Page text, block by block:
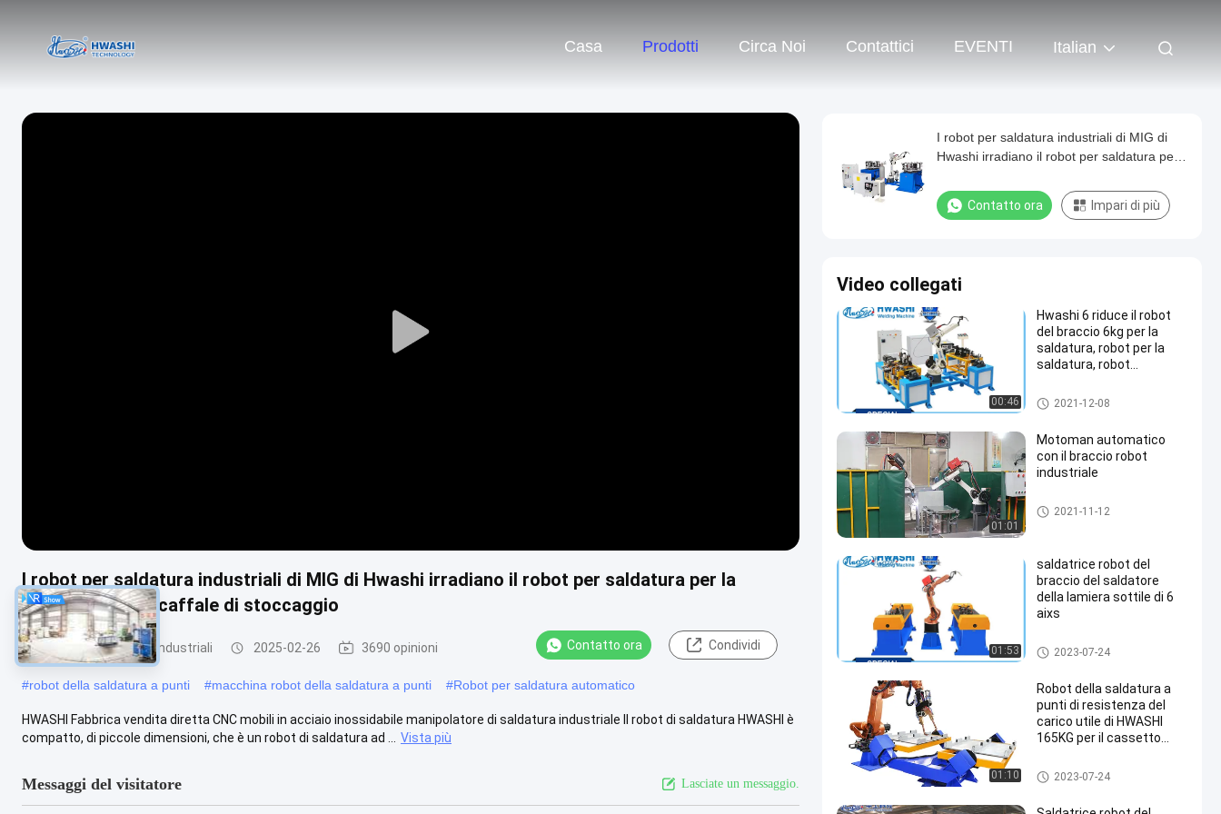
Casa Prodotti Circa Noi Contattici EVENTI Italian
Play
I robot per saldatura industriali di MIG di Hwashi irradiano il robot per saldatura per la
struttura dello scaffale di stoccaggio
robot per saldatura industriali 2025-02-26 3690 opinioni Contatto ora Condividi
#robot della saldatura a punti #macchina robot della saldatura a punti #Robot per saldatura automatico
HWASHI Fabbrica vendita diretta CNC mobili in acciaio inossidabile manipolatore di saldatura industriale Il robot di saldatura HWASHI è
compatto, di piccole dimensioni, che è un robot di saldatura ad ...
Vista più
Messaggi del visitatore Lasciate un messaggio.
I robot per saldatura industriali di MIG di
Hwashi irradiano il robot per saldatura per
Contatto ora Impari di più
Video collegati
00:46
Hwashi 6 riduce il robot
del braccio 6kg per la
saldatura, robot per la
saldatura, robot
robot per saldatura industriali
2021-12-08
01:01
Motoman automatico
con il braccio robot
industriale
robot per saldatura industriali
2021-11-12
01:53
saldatrice robot del
braccio del saldatore
della lamiera sottile di 6
aixs
robot per saldatura industriali
2023-07-24
01:10
Robot della saldatura a
punti di resistenza del
carico utile di HWASHI
165KG per il cassetto
cassetto di acciaio dolce
robot per saldatura industriali
2023-07-24